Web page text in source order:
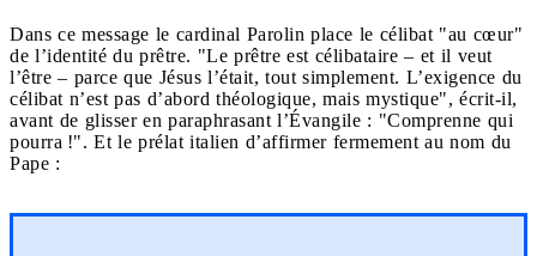
Dans ce message le cardinal Parolin place le célibat "au cœur"
de l’identité du prêtre. "Le prêtre est célibataire – et il veut
l’être – parce que Jésus l’était, tout simplement. L’exigence du
célibat n’est pas d’abord théologique, mais mystique", écrit-il,
avant de glisser en paraphrasant l’Évangile : "Comprenne qui
pourra !". Et le prélat italien d’affirmer fermement au nom du
Pape :